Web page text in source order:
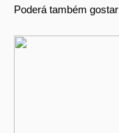
Poderá também gostar